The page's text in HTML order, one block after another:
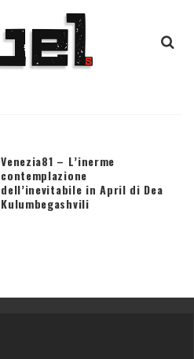
Venezia81 – L’inerme
contemplazione
dell’inevitabile in April di Dea
Kulumbegashvili